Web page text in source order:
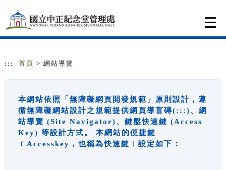
::: 首頁 > 網站導覽
本網站依照「無障礙網頁開發規範」原則設計，遵
循無障礙網站設計之規範提供網頁導盲磚(:::)、網
站導覽 (Site Navigator)、鍵盤快速鍵 (Access
Key) 等設計方式。 本網站的便捷鍵
﹝Accesskey，也稱為快速鍵﹞設定如下：